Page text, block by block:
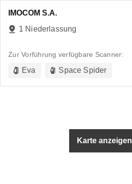
IMOCOM S.A.
1 Niederlassung
Zur Vorführung verfügbare Scanner:
Eva Space Spider
Karte anzeigen